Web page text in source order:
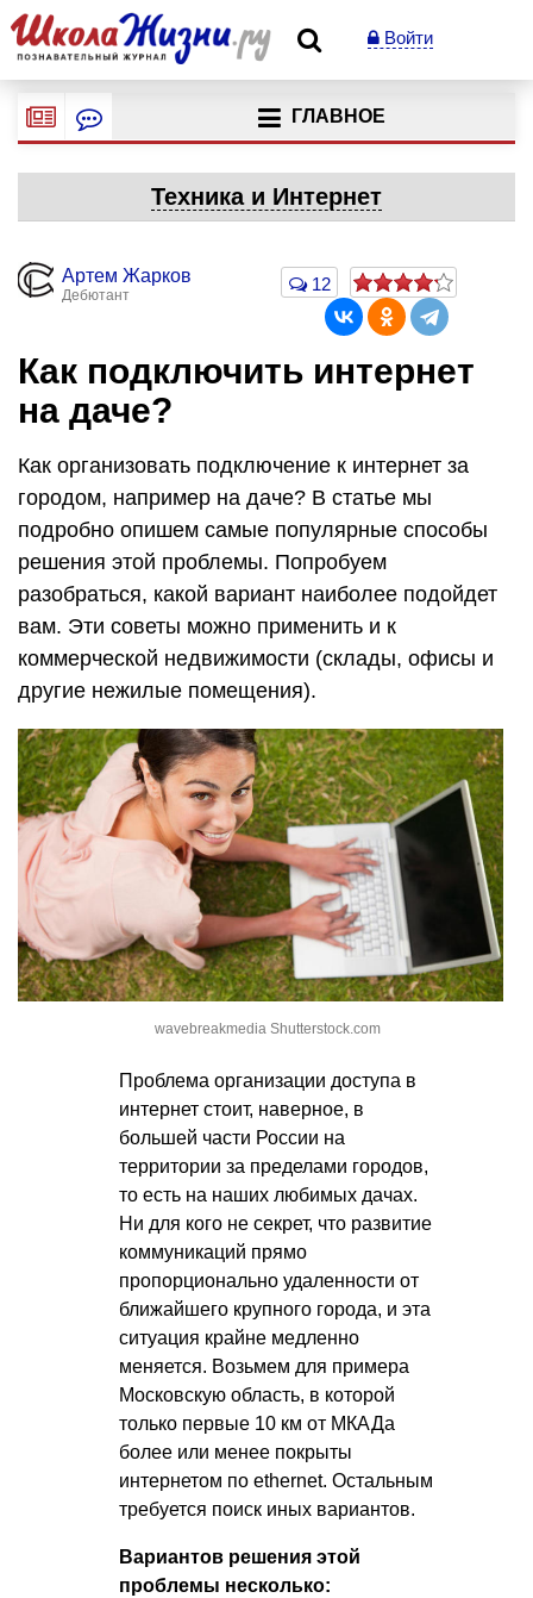
Войти
ГЛАВНОЕ
Техника и Интернет
Артем Жарков
Дебютант
12
Как подключить интернет
на даче?
Как организовать подключение к интернет за
городом, например на даче? В статье мы
подробно опишем самые популярные способы
решения этой проблемы. Попробуем
разобраться, какой вариант наиболее подойдет
вам. Эти советы можно применить и к
коммерческой недвижимости (склады, офисы и
другие нежилые помещения).
wavebreakmedia Shutterstock.com
Проблема организации доступа в
интернет стоит, наверное, в
большей части России на
территории за пределами городов,
то есть на наших любимых дачах.
Ни для кого не секрет, что развитие
коммуникаций прямо
пропорционально удаленности от
ближайшего крупного города, и эта
ситуация крайне медленно
меняется. Возьмем для примера
Московскую область, в которой
только первые 10 км от МКАДа
более или менее покрыты
интернетом по ethernet. Остальным
требуется поиск иных вариантов.
Вариантов решения этой
проблемы несколько: